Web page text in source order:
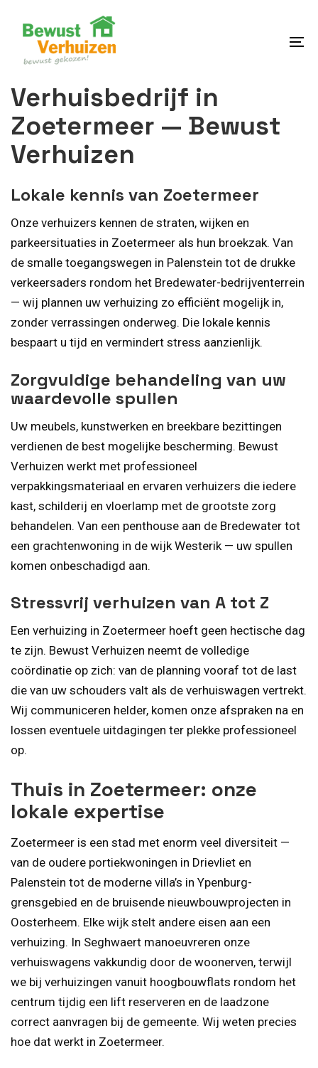
content
Verhuisbedrijf in
Zoetermeer — Bewust
Verhuizen
Lokale kennis van Zoetermeer
Onze verhuizers kennen de straten, wijken en
parkeersituaties in Zoetermeer als hun broekzak. Van
de smalle toegangswegen in Palenstein tot de drukke
verkeersaders rondom het Bredewater-bedrijventerrein
— wij plannen uw verhuizing zo efficiënt mogelijk in,
zonder verrassingen onderweg. Die lokale kennis
bespaart u tijd en vermindert stress aanzienlijk.
Zorgvuldige behandeling van uw
waardevolle spullen
Uw meubels, kunstwerken en breekbare bezittingen
verdienen de best mogelijke bescherming. Bewust
Verhuizen werkt met professioneel
verpakkingsmateriaal en ervaren verhuizers die iedere
kast, schilderij en vloerlamp met de grootste zorg
behandelen. Van een penthouse aan de Bredewater tot
een grachtenwoning in de wijk Westerik — uw spullen
komen onbeschadigd aan.
Stressvrij verhuizen van A tot Z
Een verhuizing in Zoetermeer hoeft geen hectische dag
te zijn. Bewust Verhuizen neemt de volledige
coördinatie op zich: van de planning vooraf tot de last
die van uw schouders valt als de verhuiswagen vertrekt.
Wij communiceren helder, komen onze afspraken na en
lossen eventuele uitdagingen ter plekke professioneel
op.
Thuis in Zoetermeer: onze
lokale expertise
Zoetermeer is een stad met enorm veel diversiteit —
van de oudere portiekwoningen in Drievliet en
Palenstein tot de moderne villa’s in Ypenburg-
grensgebied en de bruisende nieuwbouwprojecten in
Oosterheem. Elke wijk stelt andere eisen aan een
verhuizing. In Seghwaert manoeuvreren onze
verhuiswagens vakkundig door de woonerven, terwijl
we bij verhuizingen vanuit hoogbouwflats rondom het
centrum tijdig een lift reserveren en de laadzone
correct aanvragen bij de gemeente. Wij weten precies
hoe dat werkt in Zoetermeer.